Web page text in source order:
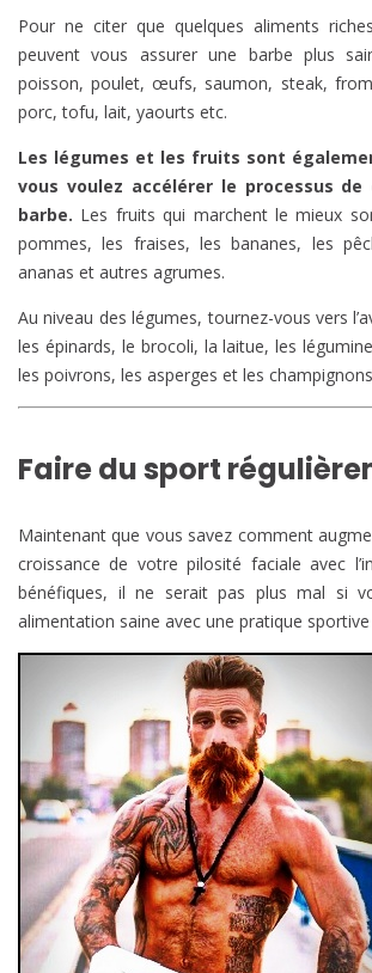
Pour ne citer que quelques aliments
peuvent vous assurer une barbe plus
poisson, poulet, œufs, saumon, steak,
porc, tofu, lait, yaourts etc.
Les légumes et les fruits sont
vous voulez accélérer le processus de
barbe. Les fruits qui marchent le mieux
pommes, les fraises, les bananes, les
ananas et autres agrumes.
Au niveau des légumes, tournez-vous vers
les épinards, le brocoli, la laitue, les
les poivrons, les asperges et les
Faire du sport
Maintenant que vous savez comment
croissance de votre pilosité faciale avec
bénéfiques, il ne serait pas plus mal si
alimentation saine avec une pratique sportive